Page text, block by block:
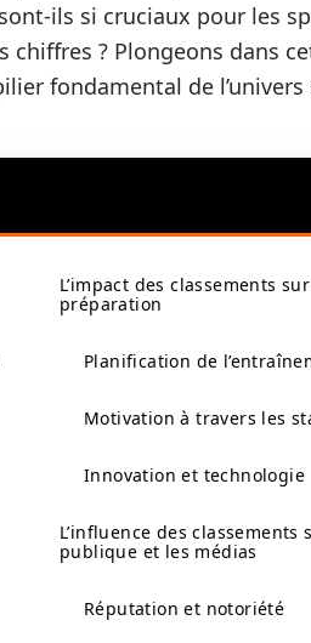
ils si cruciaux pour les
chiffres ? Plongeons dans
fondamental de
L’impact des classements
préparation
Planification de
Motivation à travers les
Innovation et technologie
L’influence des
publique et les médias
Réputation et notoriété